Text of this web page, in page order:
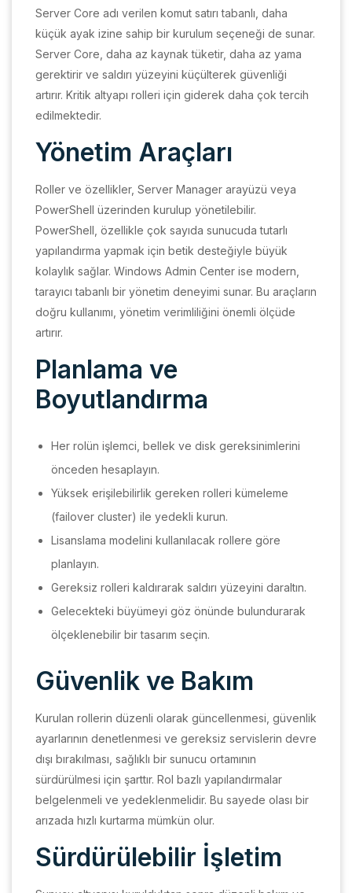
Server Core adı verilen komut satırı tabanlı, daha
küçük ayak izine sahip bir kurulum seçeneği de sunar.
Server Core, daha az kaynak tüketir, daha az yama
gerektirir ve saldırı yüzeyini küçülterek güvenliği
artırır. Kritik altyapı rolleri için giderek daha çok tercih
edilmektedir.
Yönetim Araçları
Roller ve özellikler, Server Manager arayüzü veya
PowerShell üzerinden kurulup yönetilebilir.
PowerShell, özellikle çok sayıda sunucuda tutarlı
yapılandırma yapmak için betik desteğiyle büyük
kolaylık sağlar. Windows Admin Center ise modern,
tarayıcı tabanlı bir yönetim deneyimi sunar. Bu araçların
doğru kullanımı, yönetim verimliliğini önemli ölçüde
artırır.
Planlama ve
Boyutlandırma
Her rolün işlemci, bellek ve disk gereksinimlerini
önceden hesaplayın.
Yüksek erişilebilirlik gereken rolleri kümeleme
(failover cluster) ile yedekli kurun.
Lisanslama modelini kullanılacak rollere göre
planlayın.
Gereksiz rolleri kaldırarak saldırı yüzeyini daraltın.
Gelecekteki büyümeyi göz önünde bulundurarak
ölçeklenebilir bir tasarım seçin.
Güvenlik ve Bakım
Kurulan rollerin düzenli olarak güncellenmesi, güvenlik
ayarlarının denetlenmesi ve gereksiz servislerin devre
dışı bırakılması, sağlıklı bir sunucu ortamının
sürdürülmesi için şarttır. Rol bazlı yapılandırmalar
belgelenmeli ve yedeklenmelidir. Bu sayede olası bir
arızada hızlı kurtarma mümkün olur.
Sürdürülebilir İşletim